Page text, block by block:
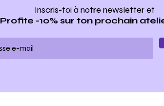
Inscris-toi à notre newsletteret
Profite -10% sur ton prochain